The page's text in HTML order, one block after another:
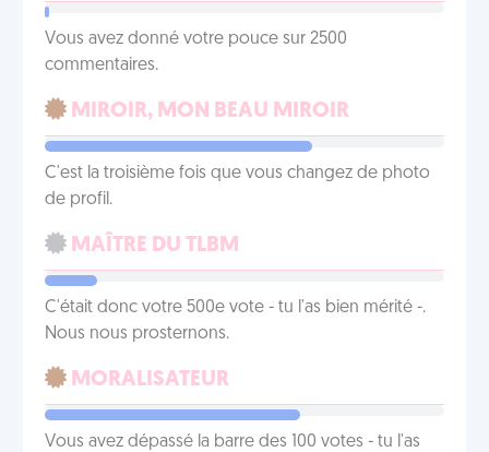
Vous avez donné votre pouce sur 2500
commentaires.
MIROIR, MON BEAU MIROIR
C'est la troisième fois que vous changez de photo
de profil.
MAÎTRE DU TLBM
C'était donc votre 500e vote - tu l'as bien mérité -.
Nous nous prosternons.
MORALISATEUR
Vous avez dépassé la barre des 100 votes - tu l'as